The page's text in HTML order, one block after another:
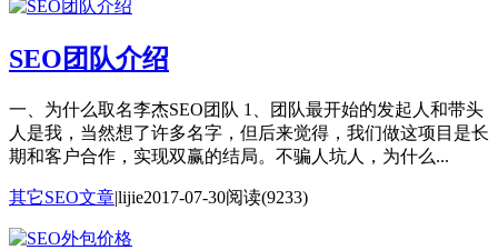
SEO团队介绍
一、为什么取名李杰SEO团队 1、团队最开始的发起人和带头
人是我，当然想了许多名字，但后来觉得，我们做这项目是长
期和客户合作，实现双赢的结局。不骗人坑人，为什么...
其它SEO文章|lijie2017-07-30阅读(9233)